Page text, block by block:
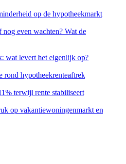
op de hypotheekmarkt
even wachten? Wat de
wat levert het eigenlijk op?
hypotheekrenteaftrek
terwijl rente stabiliseert
op vakantiewoningenmarkt en